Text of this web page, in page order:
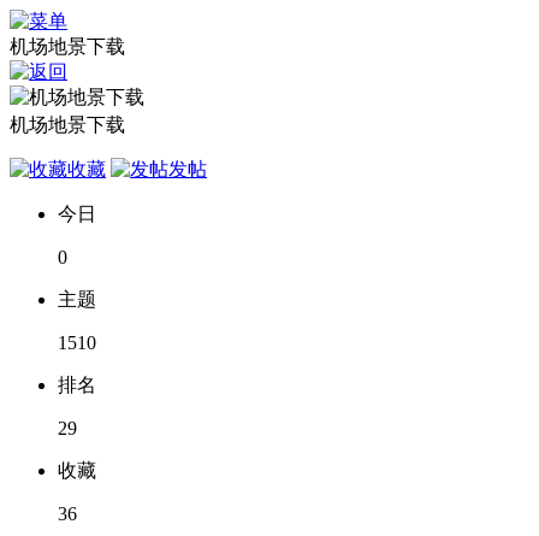
机场地景下载
机场地景下载
收藏 发帖
今日
0
主题
1510
排名
29
收藏
36